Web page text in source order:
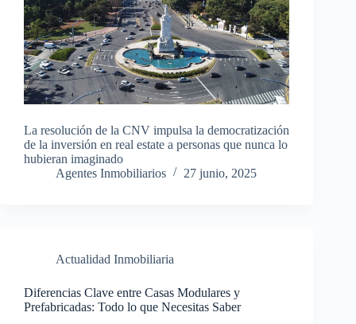
La resolución de la CNV impulsa la democratización
de la inversión en real estate a personas que nunca lo
hubieran imaginado
Agentes Inmobiliarios
27 junio, 2025
Actualidad Inmobiliaria
Diferencias Clave entre Casas Modulares y
Prefabricadas: Todo lo que Necesitas Saber